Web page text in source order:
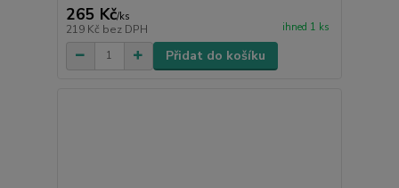
265 Kč/ks
219 Kč bez DPH ihned 1 ks
Přidat do košíku